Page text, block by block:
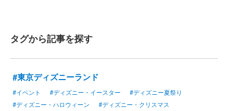
タグから記事を探す
#東京ディズニーランド
#イベント #ディズニー・イースター
#ディズニー夏祭り
#ディズニー・ハロウィーン
#ディズニー・クリスマス